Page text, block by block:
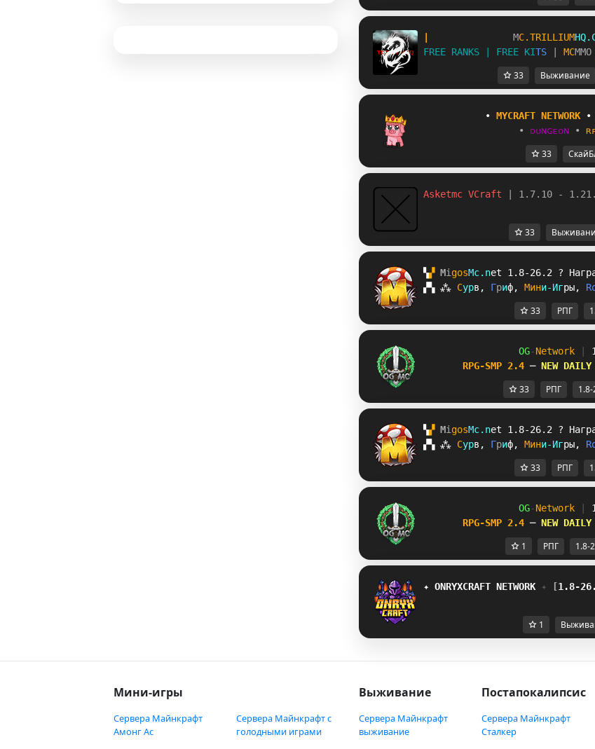
MC.TRIL L IUMHQ.
FREE RANKS FREE KITS MCMMO
33 Выживание
• MYCRAFT NETWORK •
•
ᴅᴜɴɢᴇᴏɴ •
33
Asketmc VCraft | 1.7.10 -
33
▚▞ Mi gosMc. net 1.8-26.2 ?
▞▚ ⁂ Сурв , Гриф, Мини-Игры, R
33 РПГ
OG-Network
RPG-SMP 2.4 ─ NEW
33 РПГ
▚▞ Mi gosMc. net 1.8-26.2 ?
▞▚ ⁂ Сурв , Гриф, Мини-Игры, R
33 РПГ
OG-Network
RPG-SMP 2.4 ─ NEW
1 РПГ 1.8-
✦ ONRYXCRAFT NETWORK ✦ [1.8-
1
Мини-игры
Сервера Майнкрафт
Амонг Ас
Сервера Майнкрафт с
голодными играми
Выживание
Сервера Майнкрафт
выживание
Постапокалипсис
Сервера Майнкрафт
Сталкер